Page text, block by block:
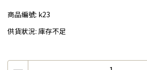
商品編號: k23
供貨狀況: 庫存不足